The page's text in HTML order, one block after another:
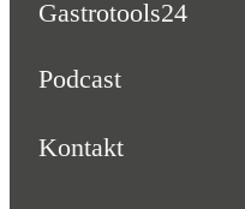
Gastrotools24
Podcast
Kontakt